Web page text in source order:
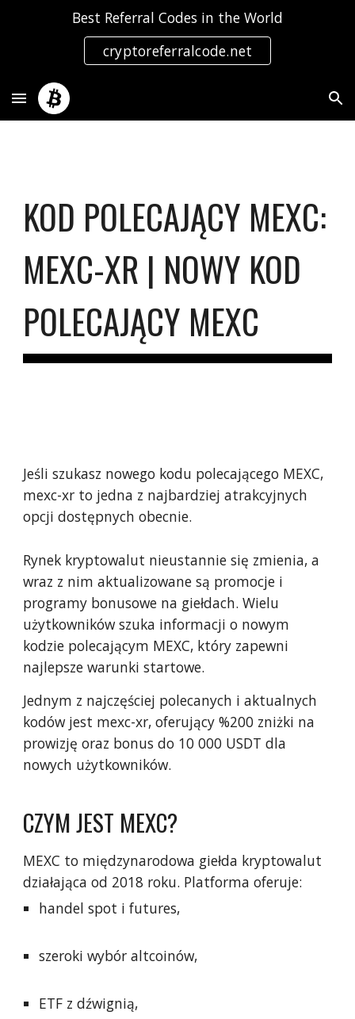
Best Referral Codes in the World
cryptoreferralcode.net
KOD POLECAJĄCY MEXC:
MEXC-XR | NOWY KOD
POLECAJĄCY MEXC
Jeśli szukasz nowego kodu polecającego MEXC,
mexc-xr to jedna z najbardziej atrakcyjnych
opcji dostępnych obecnie.
Rynek kryptowalut nieustannie się zmienia, a
wraz z nim aktualizowane są promocje i
programy bonusowe na giełdach. Wielu
użytkowników szuka informacji o nowym
kodzie polecającym MEXC, który zapewni
najlepsze warunki startowe.
Jednym z najczęściej polecanych i aktualnych
kodów jest mexc-xr, oferujący %200 zniżki na
prowizję oraz bonus do 10 000 USDT dla
nowych użytkowników.
CZYM JEST MEXC?
MEXC to międzynarodowa giełda kryptowalut
działająca od 2018 roku. Platforma oferuje:
handel spot i futures,
szeroki wybór altcoinów,
ETF z dźwignią,